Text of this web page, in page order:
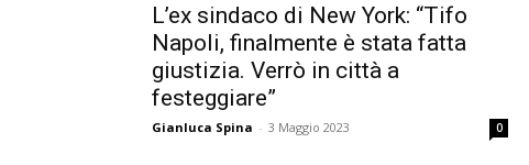
L’ex sindaco di New York: “Tifo
Napoli, finalmente è stata fatta
giustizia. Verrò in città a
festeggiare”
Gianluca Spina - 3 Maggio 2023 0